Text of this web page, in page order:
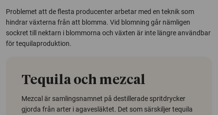
Problemet att de flesta producenter arbetar med en teknik som
hindrar växterna från att blomma. Vid blomning går nämligen
sockret till nektarn i blommorna och växten är inte längre användbar
för tequilaproduktion.
Tequila och mezcal
Mezcal är samlingsnamnet på destillerade spritdrycker
gjorda från arter i agavesläktet. Det som särskiljer tequila